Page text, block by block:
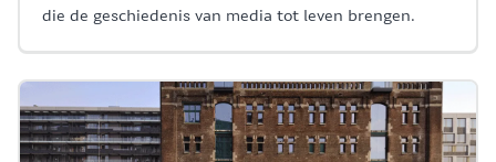
die de geschiedenis van media tot leven brengen.